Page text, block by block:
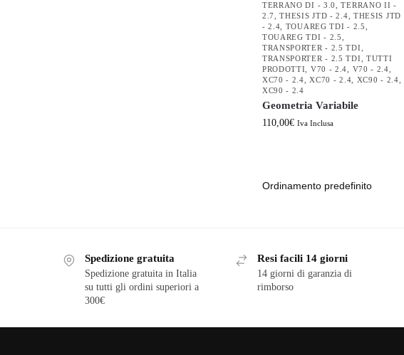
TERRANO DI - 3.0
,TERRANO II -
2.7
,THESIS JTD - 2.4
THESIS JTD
- 2.4
TOUAREG TDI - 2.5
TOUAREG TDI - 2.5
TRANSPORTER - 2.5 TDI
TRANSPORTER - 2.5 TDI
TUTTI
PRODOTTI
V70 - 2.4 V70 - 2.4
XC70 - 2.4 ,XC70 - 2.4 XC90 - 2.4
XC90 - 2.4
Geometria Variabile
110,00€ Iva Inclusa
Spedizione gratuita
Spedizione gratuita in Italia
su tutti gli ordini superiori a
300€
Resi facili 14 giorni
14 giorni di garanzia di
rimborso